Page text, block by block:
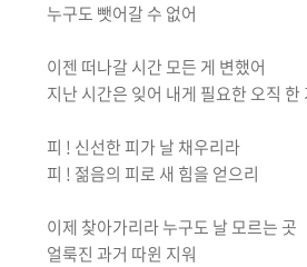
누구도 뺏어갈 수 없어
이젠 떠나갈 시간 모든 게 변했어
지난 시간은 잊어 내게 필요한 오직 한
피 ! 신선한 피가 날 채우리라
피 ! 젊음의 피로 새 힘을 얻으리
이제 찾아가리라 누구도 날 모르는 곳
얼룩진 과거 따윈 지워